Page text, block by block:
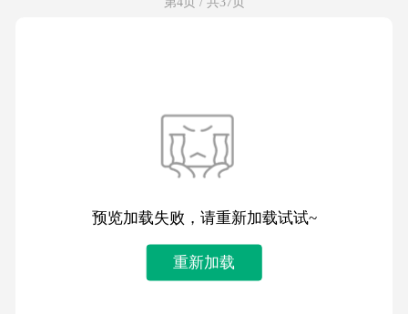
预览加载失败，请重新加载试试~
重新加载